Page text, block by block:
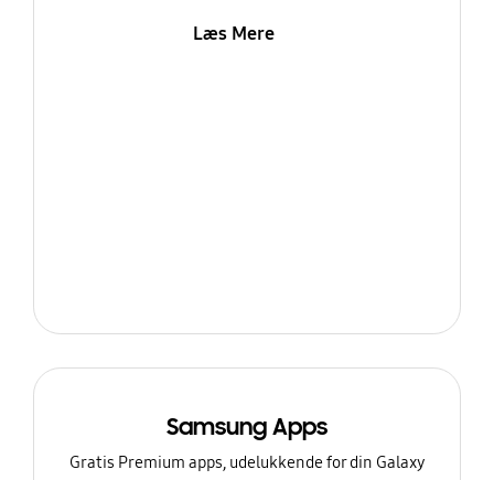
Læs Mere
Samsung Apps
Gratis Premium apps, udelukkende for din Galaxy